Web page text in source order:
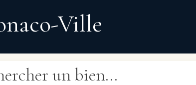
Ville
un bien...